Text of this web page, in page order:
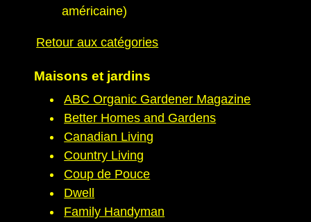
américaine)
Retour aux catégories
Maisons et jardins
ABC Organic Gardener Magazine
Better Homes and Gardens
Canadian Living
Country Living
Coup de Pouce
Dwell
Family Handyman